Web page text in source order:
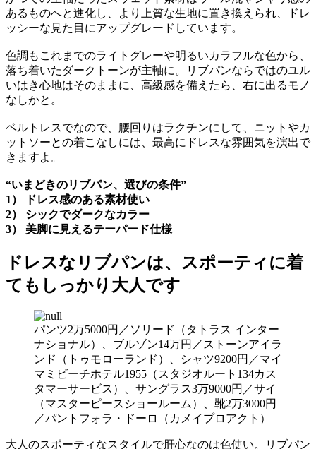
あるものへと進化し、より上質な生地に置き換えられ、ドレ
ッシーな見た目にアップグレードしています。
色調もこれまでのライトグレーや明るいカラフルな色から、
落ち着いたダークトーンが主軸に。リブパンならではのユル
いはき心地はそのままに、高級感を備えたら、右に出るモノ
なしかと。
ベルトレスでなので、腰回りはラクチンにして、ニットやカ
ットソーとの着こなしには、最高にドレスな雰囲気を演出で
きますよ。
“いまどきのリブパン、選びの条件”
1） ドレス感のある素材使い
2） シックでダークなカラー
3） 美脚に見えるテーパード仕様
ドレスなリブパンは、スポーティに着
てもしっかり大人です
パンツ2万5000円／ソリード（タトラス インター
ナショナル）、ブルゾン14万円／ストーンアイラ
ンド（トゥモローランド）、シャツ9200円／マイ
マミビーチホテル1955（スタジオルート134カス
タマーサービス）、サングラス3万9000円／サイ
（マスターピースショールーム）、靴2万3000円
／パントフォラ・ドーロ（カメイプロアクト）
大人のスポーティなスタイルで肝心なのは色使い。リブパン